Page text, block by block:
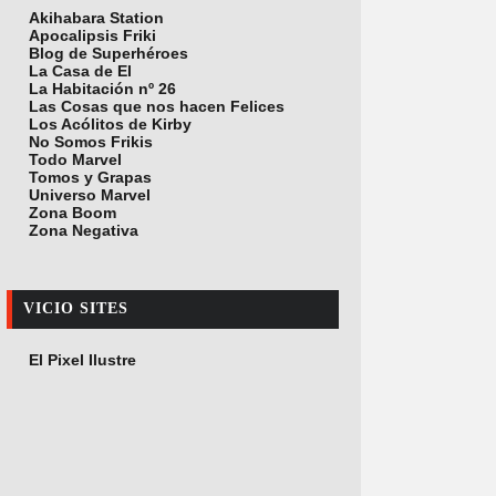
Akihabara Station
Apocalipsis Friki
Blog de Superhéroes
La Casa de El
La Habitación nº 26
Las Cosas que nos hacen Felices
Los Acólitos de Kirby
No Somos Frikis
Todo Marvel
Tomos y Grapas
Universo Marvel
Zona Boom
Zona Negativa
VICIO SITES
El Pixel Ilustre